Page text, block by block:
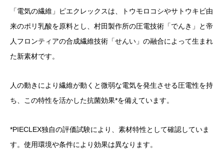
「電気の繊維」ピエクレックスは、トウモロコシやサトウキビ由
来のポリ乳酸を原料とし、村田製作所の圧電技術「でんき」と帝
人フロンティアの合成繊維技術「せんい」の融合によって生まれ
た新素材です。
人の動きにより繊維が動くと微弱な電気を発生させる圧電性を持
ち、この特性を活かした抗菌効果*を備えています。
*PIECLEX独自の評価試験により、素材特性として確認していま
す。使用環境や条件により効果は異なります。